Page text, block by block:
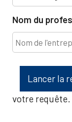
Nom du
Lancer la
votre requête.